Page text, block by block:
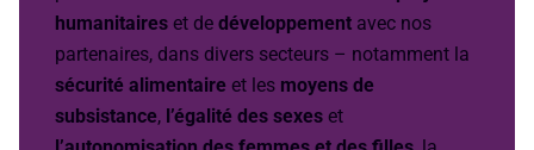
humanitaires et de développement avec nos
partenaires, dans divers secteurs – notamment la
sécurité alimentaire et les moyens de
subsistance, l’égalité des sexes et